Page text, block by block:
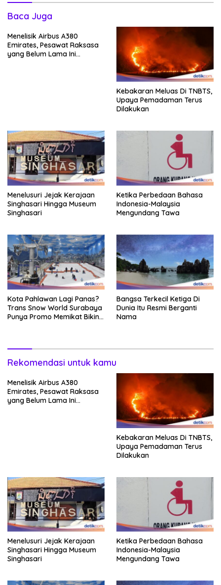
Baca Juga
Menelisik Airbus A380
Emirates, Pesawat Raksasa
yang Belum Lama Ini
Kebakaran Meluas Di TNBTS,
Upaya Pemadaman Terus
Dilakukan
Menelusuri Jejak Kerajaan
Singhasari Hingga Museum
Singhasari
Ketika Perbedaan Bahasa
Indonesia-Malaysia
Mengundang Tawa
Kota Pahlawan Lagi Panas?
Trans Snow World Surabaya
Punya Promo Memikat Bikin
Bangsa Terkecil Ketiga Di
Dunia Itu Resmi Berganti
Nama
Rekomendasi untuk kamu
Menelisik Airbus A380
Emirates, Pesawat Raksasa
yang Belum Lama Ini
Kebakaran Meluas Di TNBTS,
Upaya Pemadaman Terus
Dilakukan
Menelusuri Jejak Kerajaan
Singhasari Hingga Museum
Singhasari
Ketika Perbedaan Bahasa
Indonesia-Malaysia
Mengundang Tawa